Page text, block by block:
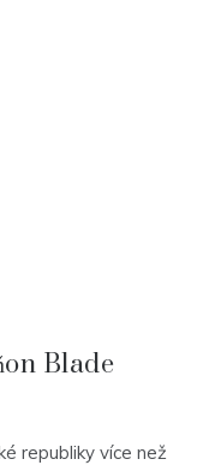
Blade
republiky více než